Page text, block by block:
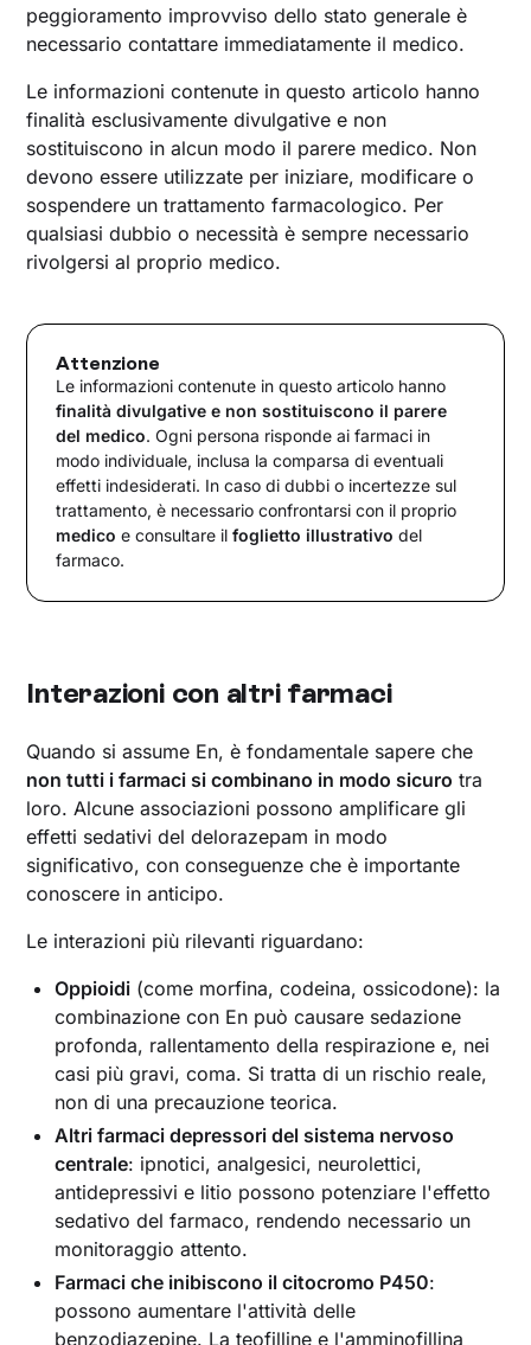
peggioramento improvviso dello stato generale è
necessario contattare immediatamente il medico.
Le informazioni contenute in questo articolo hanno
finalità esclusivamente divulgative e non
sostituiscono in alcun modo il parere medico. Non
devono essere utilizzate per iniziare, modificare o
sospendere un trattamento farmacologico. Per
qualsiasi dubbio o necessità è sempre necessario
rivolgersi al proprio medico.
Attenzione
Le informazioni contenute in questo articolo hanno
finalità divulgative e non sostituiscono il parere
del medico. Ogni persona risponde ai farmaci in
modo individuale, inclusa la comparsa di eventuali
effetti indesiderati. In caso di dubbi o incertezze sul
trattamento, è necessario confrontarsi con il proprio
medico e consultare ilfoglietto illustrativo del
farmaco.
Interazioni con altri farmaci
Quando si assume En, è fondamentale sapere che
non tutti i farmaci si combinano in modo sicuro tra
loro. Alcune associazioni possono amplificare gli
effetti sedativi del delorazepam in modo
significativo, con conseguenze che è importante
conoscere in anticipo.
Le interazioni più rilevanti riguardano:
Oppioidi (come morfina, codeina, ossicodone): la
combinazione con En può causare sedazione
profonda, rallentamento della respirazione e, nei
casi più gravi, coma. Si tratta di un rischio reale,
non di una precauzione teorica.
Altri farmaci depressori del sistema nervoso
centrale: ipnotici, analgesici, neurolettici,
antidepressivi e litio possono potenziare l'effetto
sedativo del farmaco, rendendo necessario un
monitoraggio attento.
Farmaci che inibiscono il citocromo P450:
possono aumentare l'attività delle
benzodiazepine. La teofilline e l'amminofillina